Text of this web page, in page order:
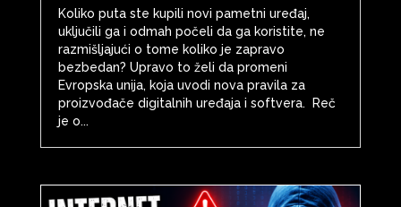
Koliko puta ste kupili novi pametni uređaj,
uključili ga i odmah počeli da ga koristite, ne
razmišljajući o tome koliko je zapravo
bezbedan? Upravo to želi da promeni
Evropska unija, koja uvodi nova pravila za
proizvođače digitalnih uređaja i softvera. Reč
je o...